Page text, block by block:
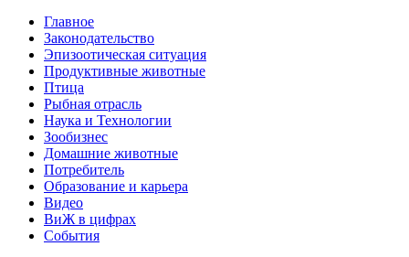
Главное
Законодательство
Эпизоотическая ситуация
Продуктивные животные
Птица
Рыбная отрасль
Наука и Технологии
Зообизнес
Домашние животные
Потребитель
Образование и карьера
Видео
ВиЖ в цифрах
События